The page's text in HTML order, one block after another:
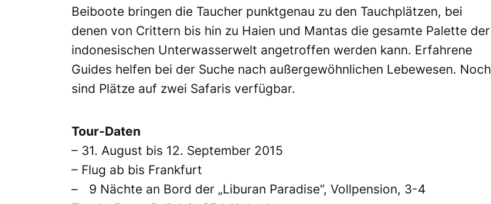
Beiboote bringen die Taucher punktgenau zu den Tauchplätzen, bei
denen von Crittern bis hin zu Haien und Mantas die gesamte Palette der
indonesischen Unterwasserwelt angetroffen werden kann. Erfahrene
Guides helfen bei der Suche nach außergewöhnlichen Lebewesen. Noch
sind Plätze auf zwei Safaris verfügbar.
Tour-Daten
– 31. August bis 12. September 2015
– Flug ab bis Frankfurt
– 9 Nächte an Bord der „Liburan Paradise“, Vollpension, 3-4